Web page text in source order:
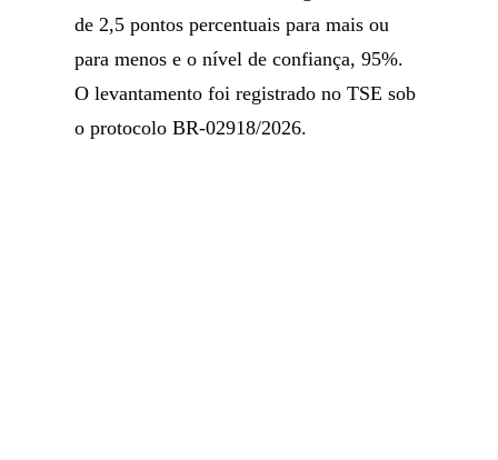
de 2,5 pontos percentuais para mais ou
para menos e o nível de confiança, 95%.
O levantamento foi registrado no TSE sob
o protocolo BR-02918/2026.